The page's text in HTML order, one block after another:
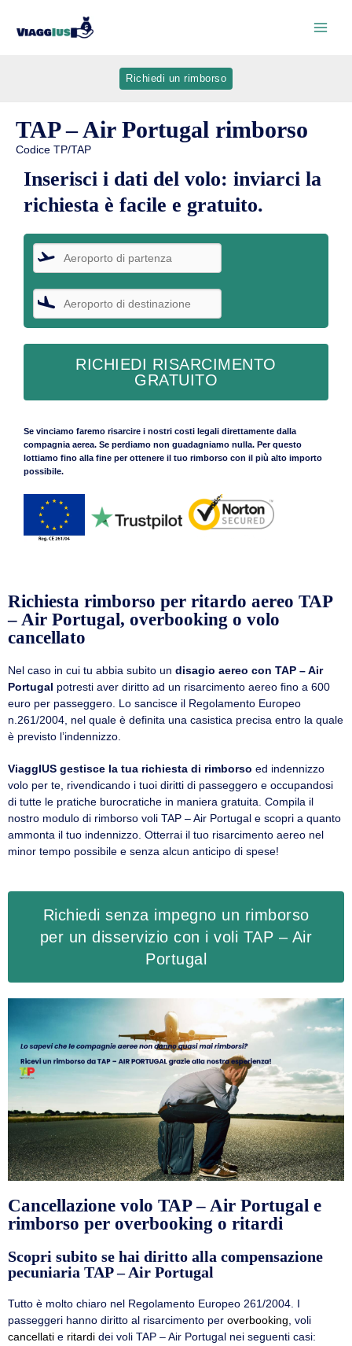
Richiedi un rimborso
TAP – Air Portugal rimborso
Codice TP/TAP
Inserisci i dati del volo: inviarci la
richiesta è facile e gratuito.
RICHIEDI RISARCIMENTO
GRATUITO
Se vinciamo faremo risarcire i nostri costi legali direttamente dalla
compagnia aerea. Se perdiamo non guadagniamo nulla. Per questo
lottiamo fino alla fine per ottenere il tuo rimborso con il più alto importo
possibile.
Richiesta rimborso per ritardo aereo TAP
– Air Portugal, overbooking o volo
cancellato
Nel caso in cui tu abbia subito un disagio aereo con TAP – Air
Portugal potresti aver diritto ad un risarcimento aereo fino a 600
euro per passeggero. Lo sancisce il Regolamento Europeo
n.261/2004, nel quale è definita una casistica precisa entro la quale
è previsto l’indennizzo.
ViaggIUS gestisce la tua richiesta di rimborso ed indennizzo
volo per te, rivendicando i tuoi diritti di passeggero e occupandosi
di tutte le pratiche burocratiche in maniera gratuita. Compila il
nostro modulo di rimborso voli TAP – Air Portugal e scopri a quanto
ammonta il tuo indennizzo. Otterrai il tuo risarcimento aereo nel
minor tempo possibile e senza alcun anticipo di spese!
Richiedi senza impegno un rimborso
per un disservizio con i voli TAP – Air
Portugal
Cancellazione volo TAP – Air Portugal e
rimborso per overbooking o ritardi
Scopri subito se hai diritto alla compensazione
pecuniaria TAP – Air Portugal
Tutto è molto chiaro nel Regolamento Europeo 261/2004. I
passeggeri hanno diritto al risarcimento per overbooking , voli
cancellati e ritardi dei voli TAP – Air Portugal nei seguenti casi: